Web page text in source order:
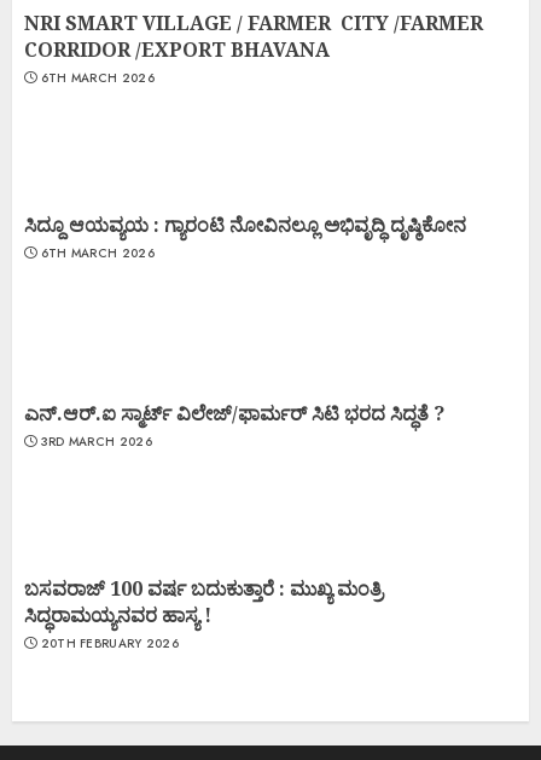
NRI SMART VILLAGE / FARMER CITY /FARMER
CORRIDOR /EXPORT BHAVANA
6TH MARCH 2026
ಸಿದ್ದೂ ಆಯವ್ಯಯ : ಗ್ಯಾರಂಟಿ ನೋವಿನಲ್ಲೂ ಅಭಿವೃದ್ಧಿ ದೃಷ್ಠಿಕೋನ
6TH MARCH 2026
ಎನ್.ಆರ್.ಐ ಸ್ಮಾರ್ಟ್ ವಿಲೇಜ್/ಫಾರ್ಮರ್ ಸಿಟಿ ಭರದ ಸಿದ್ಧತೆ ?
3RD MARCH 2026
ಬಸವರಾಜ್ 100 ವರ್ಷ ಬದುಕುತ್ತಾರೆ : ಮುಖ್ಯ ಮಂತ್ರಿ
ಸಿದ್ಧರಾಮಯ್ಯನವರ ಹಾಸ್ಯ !
20TH FEBRUARY 2026